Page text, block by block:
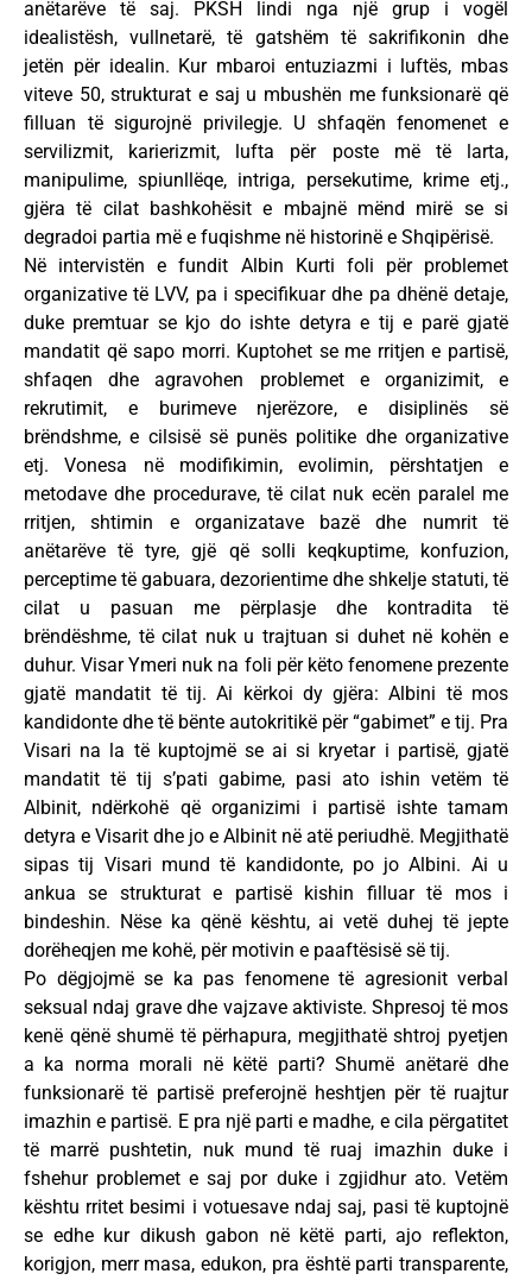
anëtarëve të saj. PKSH lindi nga një grup i vogël
idealistësh, vullnetarë, të gatshëm të sakrifikonin dhe
jetën për idealin. Kur mbaroi entuziazmi i luftës, mbas
viteve 50, strukturat e saj u mbushën me funksionarë që
filluan të sigurojnë privilegje. U shfaqën fenomenet e
servilizmit, karierizmit, lufta për poste më të larta,
manipulime, spiunllëqe, intriga, persekutime, krime etj.,
gjëra të cilat bashkohësit e mbajnë mënd mirë se si
degradoi partia më e fuqishme në historinë e Shqipërisë.
Në intervistën e fundit Albin Kurti foli për problemet
organizative të LVV, pa i specifikuar dhe pa dhënë detaje,
duke premtuar se kjo do ishte detyra e tij e parë gjatë
mandatit që sapo morri. Kuptohet se me rritjen e partisë,
shfaqen dhe agravohen problemet e organizimit, e
rekrutimit, e burimeve njerëzore, e disiplinës së
brëndshme, e cilsisë së punës politike dhe organizative
etj. Vonesa në modifikimin, evolimin, përshtatjen e
metodave dhe procedurave, të cilat nuk ecën paralel me
rritjen, shtimin e organizatave bazë dhe numrit të
anëtarëve të tyre, gjë që solli keqkuptime, konfuzion,
perceptime të gabuara, dezorientime dhe shkelje statuti, të
cilat u pasuan me përplasje dhe kontradita të
brëndëshme, të cilat nuk u trajtuan si duhet në kohën e
duhur. Visar Ymeri nuk na foli për këto fenomene prezente
gjatë mandatit të tij. Ai kërkoi dy gjëra: Albini të mos
kandidonte dhe të bënte autokritikë për “gabimet” e tij. Pra
Visari na la të kuptojmë se ai si kryetar i partisë, gjatë
mandatit të tij s’pati gabime, pasi ato ishin vetëm të
Albinit, ndërkohë që organizimi i partisë ishte tamam
detyra e Visarit dhe jo e Albinit në atë periudhë. Megjithatë
sipas tij Visari mund të kandidonte, po jo Albini. Ai u
ankua se strukturat e partisë kishin filluar të mos i
bindeshin. Nëse ka qënë kështu, ai vetë duhej të jepte
dorëheqjen me kohë, për motivin e paaftësisë së tij.
Po dëgjojmë se ka pas fenomene të agresionit verbal
seksual ndaj grave dhe vajzave aktiviste. Shpresoj të mos
kenë qënë shumë të përhapura, megjithatë shtroj pyetjen
a ka norma morali në këtë parti? Shumë anëtarë dhe
funksionarë të partisë preferojnë heshtjen për të ruajtur
imazhin e partisë. E pra një parti e madhe, e cila përgatitet
të marrë pushtetin, nuk mund të ruaj imazhin duke i
fshehur problemet e saj por duke i zgjidhur ato. Vetëm
kështu rritet besimi i votuesave ndaj saj, pasi të kuptojnë
se edhe kur dikush gabon në këtë parti, ajo reflekton,
korigjon, merr masa, edukon, pra është parti transparente,